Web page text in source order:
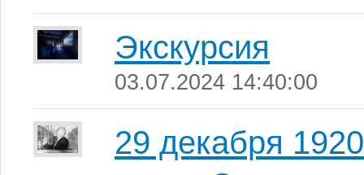
Экскурсия
03.07.2024 14:40:00
29 декабря